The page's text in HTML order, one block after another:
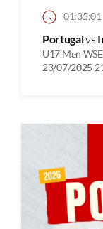
01:35:01
Portugalvs
U17 Men
23/07/2025